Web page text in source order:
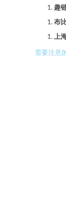
趣
布
上
需要注意